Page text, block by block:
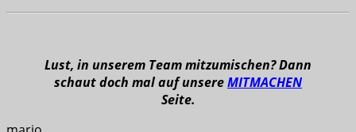
Lust, in unserem Team mitzumischen? Dann
schaut doch mal auf unsereMITMACHEN
Seite.